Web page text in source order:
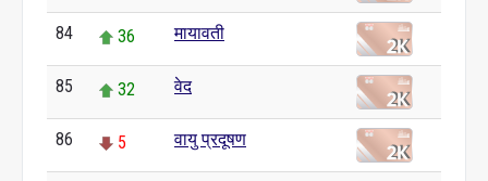
84 36 मायावती
85 32 वेद
86 5 वायु प्रदूषण